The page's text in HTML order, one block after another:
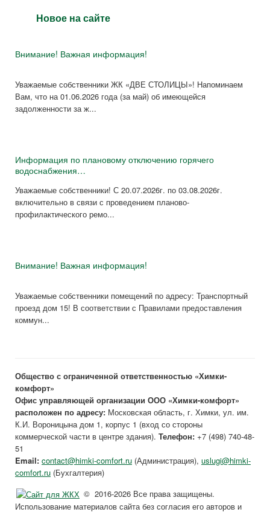
Новое на сайте
Внимание! Важная информация!
Уважаемые собственники ЖК «ДВЕ СТОЛИЦЫ»! Напоминаем
Вам, что на 01.06.2026 года (за май) об имеющейся
задолженности за ж...
Информация по плановому отключению горячего
водоснабжения…
Уважаемые собственники! С 20.07.2026г. по 03.08.2026г.
включительно в связи с проведением планово-
профилактического ремо...
Внимание! Важная информация!
Уважаемые собственники помещений по адресу: Транспортный
проезд дом 15! В соответствии с Правилами предоставления
коммун...
Общество с ограниченной ответственностью «Химки-
комфорт»
Офис управляющей организации ООО «Химки-комфорт»
расположен по адресу: Московская область, г. Химки, ул. им.
К.И. Вороницына дом 1, корпус 1 (вход со стороны
коммерческой части в центре здания). Телефон: +7 (498) 740-48-
51
Email: contact@himki-comfort.ru (Администрация), uslugi@himki-
comfort.ru (Бухгалтерия)
© 2016-2026 Все права защищены.
Использование материалов сайта без согласия его авторов и